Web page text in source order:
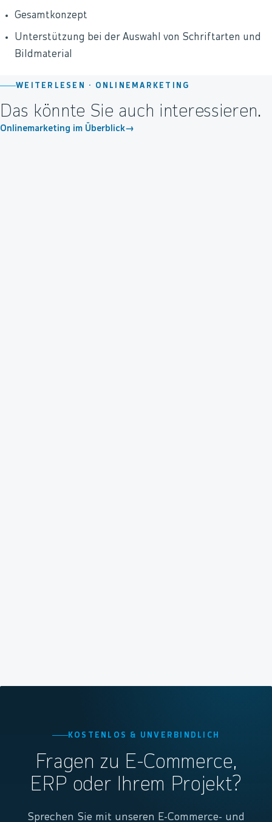
Gesamtkonzept
Unterstützung bei der Auswahl von Schriftarten und
Bildmaterial
WEITERLESEN · ONLINEMARKETING
Das könnte Sie auch interessieren.
Onlinemarketing im Überblick→
KOSTENLOS & UNVERBINDLICH
Fragen zu E-Commerce,
ERP oder Ihrem Projekt?
Sprechen Sie mit unseren E-Commerce- und